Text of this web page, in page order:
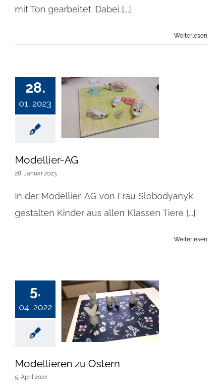
mit Ton gearbeitet. Dabei [...]
Weiterlesen
28.
01. 2023
Modellier-AG
28. Januar 2023
In der Modellier-AG von Frau Slobodyanyk
gestalten Kinder aus allen Klassen Tiere [...]
Weiterlesen
5.
04. 2022
Modellieren zu
Ostern
Modellieren zu Ostern
5. April 2022